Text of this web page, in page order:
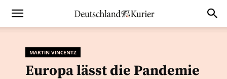
MARTIN VINCENTZ
Europa lässt die Pandemie